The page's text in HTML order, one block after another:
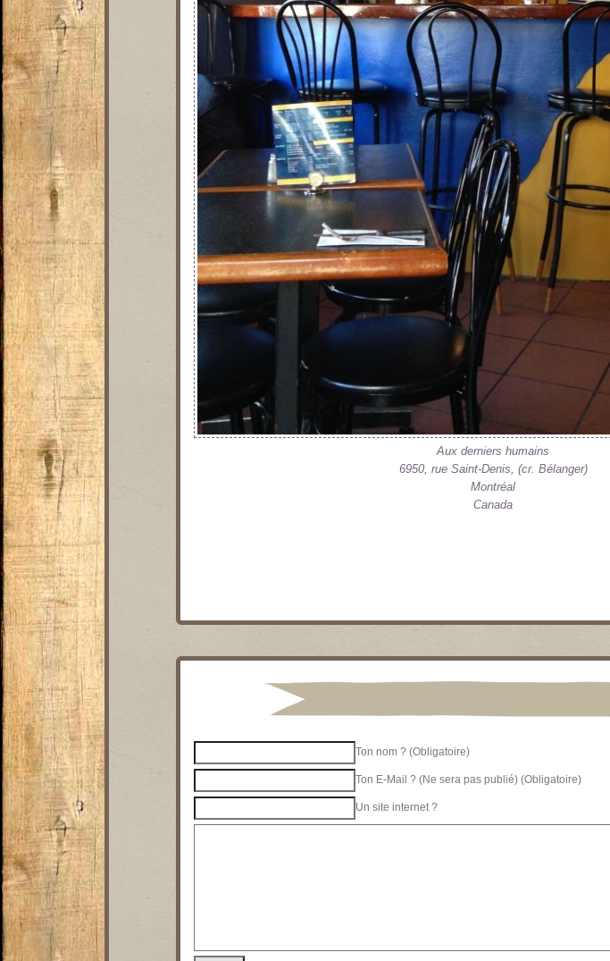
Aux derniers humains
6950, rue Saint-Denis, (cr. Bélanger)
Montréal
Canada
Ton nom ? (Obligatoire)
Ton E-Mail ? (Ne sera pas publié) (Obligatoire)
Un site internet ?